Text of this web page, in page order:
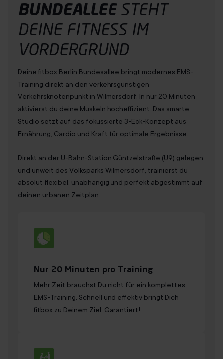
BUNDEALLEE STEHT
DEINE FITNESS IM
VORDERGRUND
Deine fitbox Berlin Bundesallee bringt modernes EMS-
Training direkt an den verkehrsgünstigen
Verkehrsknotenpunkt in Wilmersdorf. In nur 20 Minuten
aktivierst du deine Muskeln hocheffizient. Das smarte
Studio setzt auf das fokussierte 3-Eck-Konzept aus
Ernährung, Cardio und Kraft für optimale Ergebnisse.
Direkt an der U-Bahn-Station Güntzelstraße (U9) gelegen
und unweit des Volksparks Wilmersdorf, trainierst du
absolut flexibel, unabhängig und perfekt abgestimmt auf
deinen urbanen Zeitplan.
Nur 20 Minuten pro Training
Mehr Zeit brauchst Du nicht für ein komplettes
EMS-Training. Schnell und effektiv bringt Dich
fitbox zu Deinem Ziel. Garantiert!